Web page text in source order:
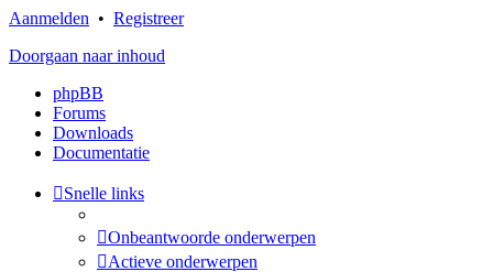
Aanmelden • Registreer
Doorgaan naar inhoud
phpBB
Forums
Downloads
Documentatie
Snelle links
Onbeantwoorde onderwerpen
Actieve onderwerpen